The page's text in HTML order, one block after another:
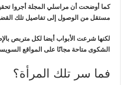
كما أوضحت أن مراسلي المجلة أجروا
مستقل من الوصول إلى تفاصيل تلك
لكنها شرعت الأبواب أيضا لكل متربص
الشكوى متاحة مجانًا على المواقع
فما سر تلك المرأة؟